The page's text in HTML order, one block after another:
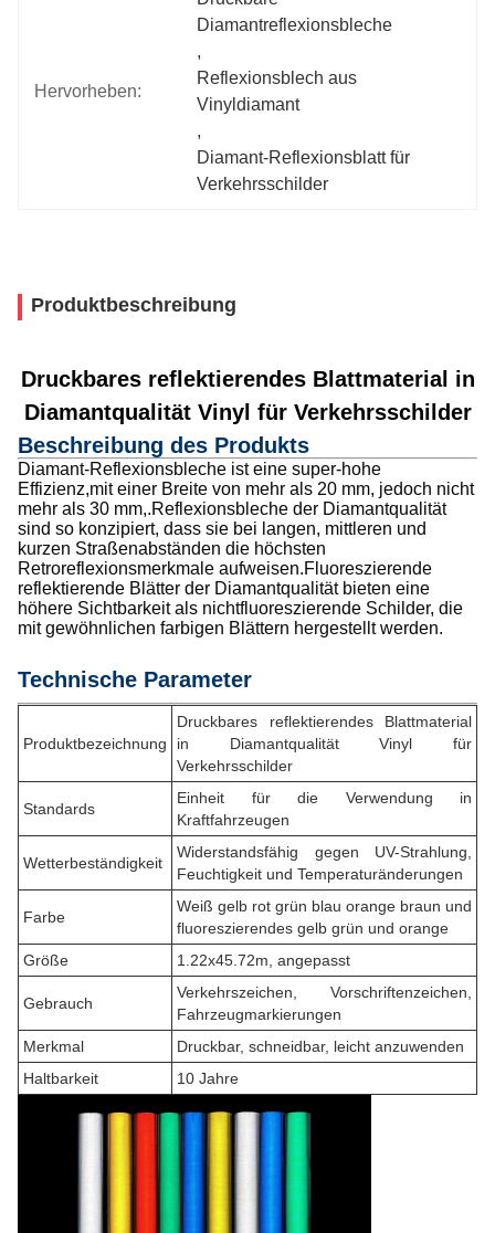
Hervorheben:
Diamantreflexionsbleche
,
Reflexionsblech aus
Vinyldiamant
,
Diamant-Reflexionsblatt für
Verkehrsschilder
Produktbeschreibung
Druckbares reflektierendes Blattmaterial in
Diamantqualität Vinyl für Verkehrsschilder
Beschreibung des Produkts
Diamant-Reflexionsbleche ist eine super-hohe
Effizienz,mit einer Breite von mehr als 20 mm, jedoch nicht
mehr als 30 mm,.Reflexionsbleche der Diamantqualität
sind so konzipiert, dass sie bei langen, mittleren und
kurzen Straßenabständen die höchsten
Retroreflexionsmerkmale aufweisen.Fluoreszierende
reflektierende Blätter der Diamantqualität bieten eine
höhere Sichtbarkeit als nichtfluoreszierende Schilder, die
mit gewöhnlichen farbigen Blättern hergestellt werden.
Technische Parameter
Produktbezeichnung
Druckbares reflektierendes Blattmaterial
in Diamantqualität Vinyl für
Verkehrsschilder
Standards
Einheit für die Verwendung in
Kraftfahrzeugen
Wetterbeständigkeit
Widerstandsfähig gegen UV-Strahlung,
Feuchtigkeit und Temperaturänderungen
Farbe
Weiß gelb rot grün blau orange braun und
fluoreszierendes gelb grün und orange
Größe
1.22x45.72m, angepasst
Gebrauch
Verkehrszeichen, Vorschriftenzeichen,
Fahrzeugmarkierungen
Merkmal
Druckbar, schneidbar, leicht anzuwenden
Haltbarkeit
10 Jahre